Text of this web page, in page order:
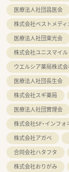
医療法人社団昌医会
株式会社ベストメデ
医療法人社団東光会
株式会社ユニスマイル
ウエルシア薬局株式
医療法人社団長生会
株式会社スギ薬局
医療法人社団實理会
株式会社SF・インフォ
株式会社アガペ
合同会社ハタフタ
株式会社おりがみ